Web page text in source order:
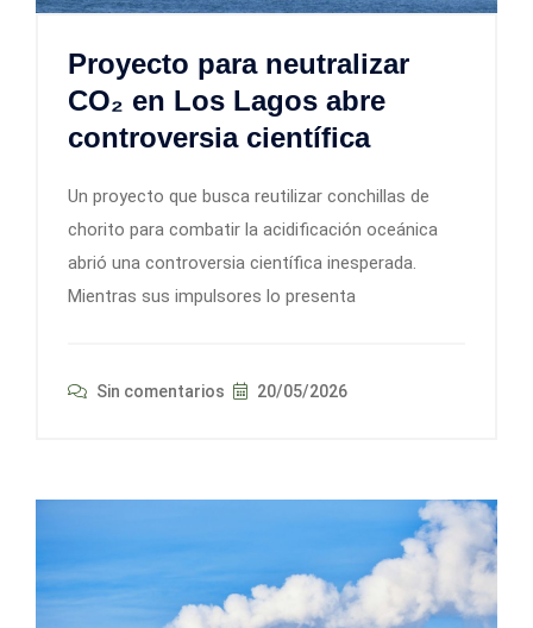
Proyecto para neutralizar
CO₂ en Los Lagos abre
controversia científica
Un proyecto que busca reutilizar conchillas de
chorito para combatir la acidificación oceánica
abrió una controversia científica inesperada.
Mientras sus impulsores lo presenta
Sin comentarios 20/05/2026